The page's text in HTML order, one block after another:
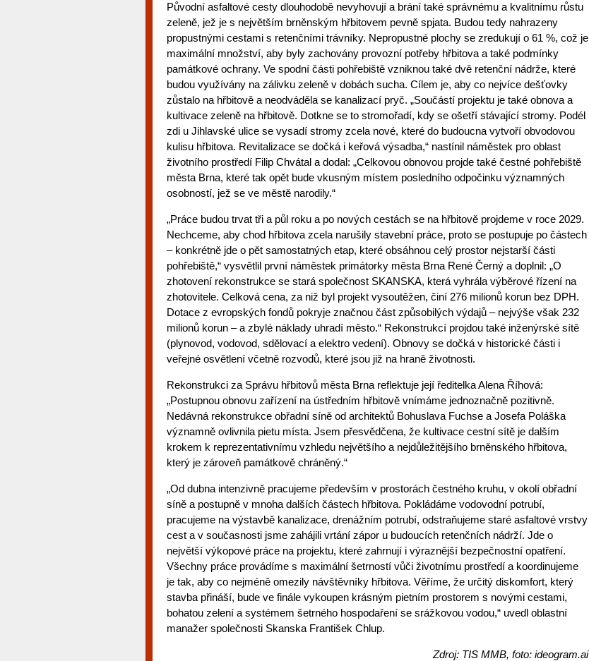
Původní asfaltové cesty dlouhodobě nevyhovují a brání také správnému a kvalitnímu růstu
zeleně, jež je s největším brněnským hřbitovem pevně spjata. Budou tedy nahrazeny
propustnými cestami s retenčními trávníky. Nepropustné plochy se zredukují o 61 %, což je
maximální množství, aby byly zachovány provozní potřeby hřbitova a také podmínky
památkové ochrany. Ve spodní části pohřebiště vzniknou také dvě retenční nádrže, které
budou využívány na zálivku zeleně v dobách sucha. Cílem je, aby co nejvíce dešťovky
zůstalo na hřbitově a neodváděla se kanalizací pryč. „Součástí projektu je také obnova a
kultivace zeleně na hřbitově. Dotkne se to stromořadí, kdy se ošetří stávající stromy. Podél
zdi u Jihlavské ulice se vysadí stromy zcela nové, které do budoucna vytvoří obvodovou
kulisu hřbitova. Revitalizace se dočká i keřová výsadba,“ nastínil náměstek pro oblast
životního prostředí Filip Chvátal a dodal: „Celkovou obnovou projde také čestné pohřebiště
města Brna, které tak opět bude vkusným místem posledního odpočinku významných
osobností, jež se ve městě narodily.“
„Práce budou trvat tři a půl roku a po nových cestách se na hřbitově projdeme v roce 2029.
Nechceme, aby chod hřbitova zcela narušily stavební práce, proto se postupuje po částech
– konkrétně jde o pět samostatných etap, které obsáhnou celý prostor nejstarší části
pohřebiště,“ vysvětlil první náměstek primátorky města Brna René Černý a doplnil: „O
zhotovení rekonstrukce se stará společnost SKANSKA, která vyhrála výběrové řízení na
zhotovitele. Celková cena, za niž byl projekt vysoutěžen, činí 276 milionů korun bez DPH.
Dotace z evropských fondů pokryje značnou část způsobilých výdajů – nejvýše však 232
milionů korun – a zbylé náklady uhradí město.“ Rekonstrukcí projdou také inženýrské sítě
(plynovod, vodovod, sdělovací a elektro vedení). Obnovy se dočká v historické části i
veřejné osvětlení včetně rozvodů, které jsou již na hraně životnosti.
Rekonstrukci za Správu hřbitovů města Brna reflektuje její ředitelka Alena Říhová:
„Postupnou obnovu zařízení na ústředním hřbitově vnímáme jednoznačně pozitivně.
Nedávná rekonstrukce obřadní síně od architektů Bohuslava Fuchse a Josefa Poláška
významně ovlivnila pietu místa. Jsem přesvědčena, že kultivace cestní sítě je dalším
krokem k reprezentativnímu vzhledu největšího a nejdůležitějšího brněnského hřbitova,
který je zároveň památkově chráněný.“
„Od dubna intenzivně pracujeme především v prostorách čestného kruhu, v okolí obřadní
síně a postupně v mnoha dalších částech hřbitova. Pokládáme vodovodní potrubí,
pracujeme na výstavbě kanalizace, drenážním potrubí, odstraňujeme staré asfaltové vrstvy
cest a v současnosti jsme zahájili vrtání zápor u budoucích retenčních nádrží. Jde o
největší výkopové práce na projektu, které zahrnují i výraznější bezpečnostní opatření.
Všechny práce provádíme s maximální šetrností vůči životnímu prostředí a koordinujeme
je tak, aby co nejméně omezily návštěvníky hřbitova. Věříme, že určitý diskomfort, který
stavba přináší, bude ve finále vykoupen krásným pietním prostorem s novými cestami,
bohatou zelení a systémem šetrného hospodaření se srážkovou vodou,“ uvedl oblastní
manažer společnosti Skanska František Chlup.
Zdroj: TIS MMB, foto: ideogram.ai